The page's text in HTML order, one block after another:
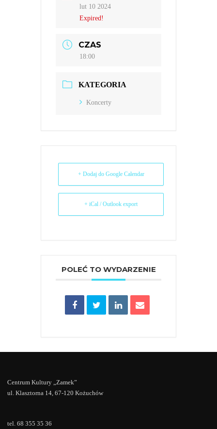
lut 10 2024
Expired!
CZAS
18:00
KATEGORIA
Koncerty
+ Dodaj do Google Calendar
+ iCal / Outlook export
POLEĆ TO WYDARZENIE
Centrum Kultury „Zamek”
ul. Klasztorna 14, 67-120 Kożuchów
tel. 68 355 35 36